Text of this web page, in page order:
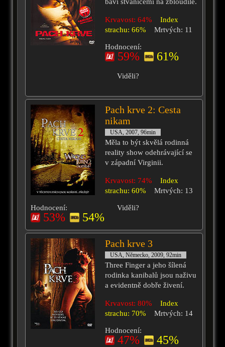
Krvavost: 64%
Index
strachu: 66%
Mrtvých: 11
Hodnocení:
59% 61%
Viděli?
Pach krve 2: Cesta
nikam
USA, 2007, 96min
Měla to být skvělá rodinná
reality show odehrávající se
v západní Virginii.
Krvavost: 74%
Index
strachu: 60%
Mrtvých: 13
Hodnocení:
53% 54%
Viděli?
Pach krve 3
USA, Německo, 2009, 92min
Three Finger a jeho šílená
rodinka kanibalů jsou naživu
a evidentně dobře živení.
Krvavost: 80%
Index
strachu: 70%
Mrtvých: 14
Hodnocení:
47% 45%